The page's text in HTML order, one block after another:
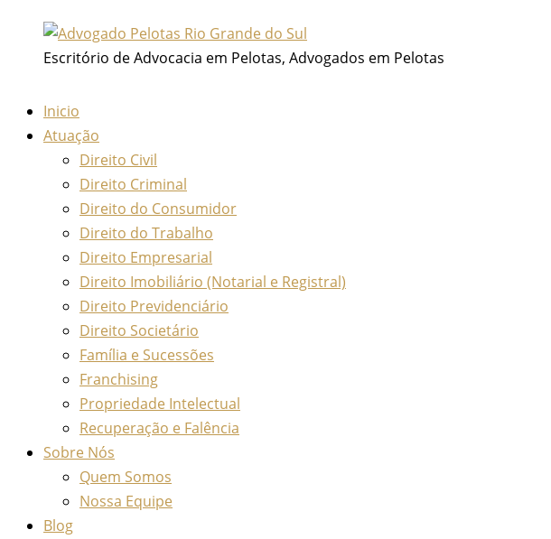
Escritório de Advocacia em Pelotas, Advogados em Pelotas
Inicio
Atuação
Direito Civil
Direito Criminal
Direito do Consumidor
Direito do Trabalho
Direito Empresarial
Direito Imobiliário (Notarial e Registral)
Direito Previdenciário
Direito Societário
Família e Sucessões
Franchising
Propriedade Intelectual
Recuperação e Falência
Sobre Nós
Quem Somos
Nossa Equipe
Blog